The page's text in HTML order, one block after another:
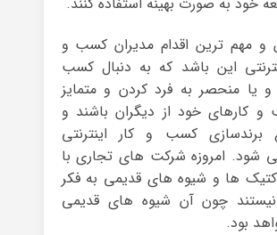
و مهم ترین اقدام مدیران کسب و
این باشد که به دنبال کسب
و یا منحصر به فرد کردن و متمایز
کارهای خود از دیگران باشند و
برندسازی کسب و کار اینترنتی
امروزه شرکت های تجاری با
ها و شیوه های قدیمی به فکر
نیستند چون آن شیوه های قدیمی
بود.